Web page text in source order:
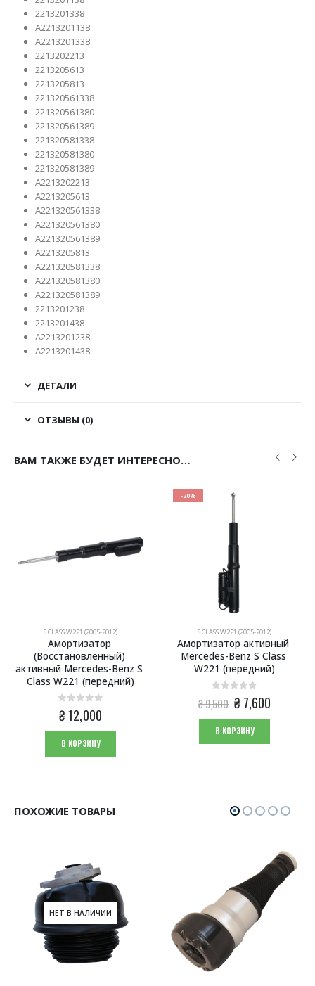
2213201338
A2213201138
A2213201338
2213202213
2213205613
2213205813
221320561338
221320561380
221320561389
221320581338
221320581380
221320581389
A2213202213
A2213205613
A221320561338
A221320561380
A221320561389
A2213205813
A221320581338
A221320581380
A221320581389
2213201238
2213201438
A2213201238
A2213201438
ДЕТАЛИ
ОТЗЫВЫ (0)
ВАМ ТАКЖЕ БУДЕТ ИНТЕРЕСНО…
S CLASS W221 (2005-2012)
Амортизатор
(Восстановленный)
активный Mercedes-Benz S
Class W221 (передний)
0 из 5
₴12,000
В КОРЗИНУ
-20%
S CLASS W221 (2005-2012)
Амортизатор активный
Mercedes-Benz S Class
W221 (передний)
из 5
₴9,500 Первоначальная
цена
составляла
₴ 9,500.
₴7,600
В КОРЗИНУ
ПОХОЖИЕ ТОВАРЫ
НЕТ В НАЛИЧИИ